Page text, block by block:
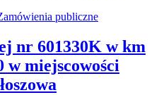
publiczne
nr 601330K w km
w miejscowości